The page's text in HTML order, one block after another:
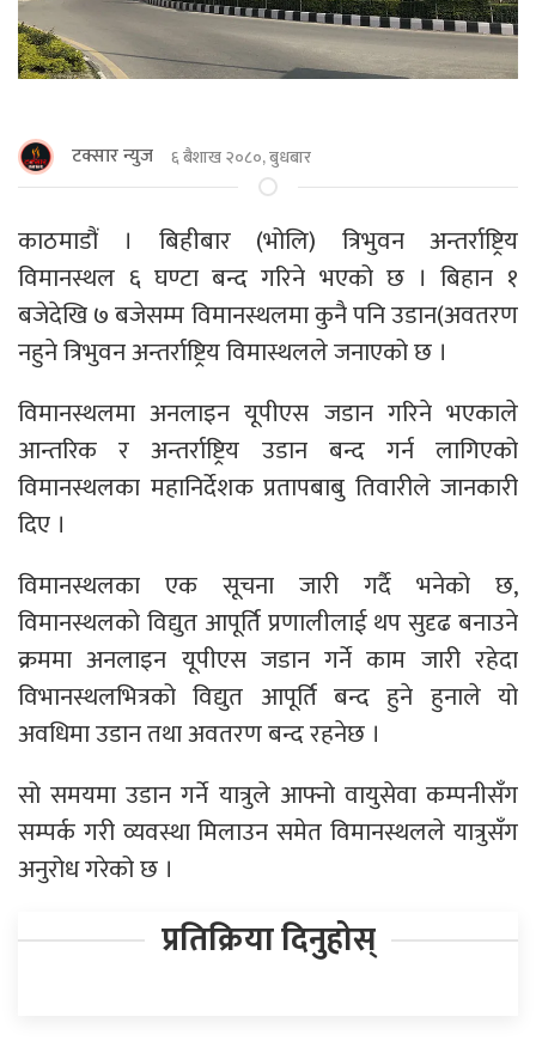
टक्सार न्युज ६ बैशाख २०८०, बुधबार
काठमाडौं । बिहीबार (भोलि) त्रिभुवन अन्तर्राष्ट्रिय
विमानस्थल ६ घण्टा बन्द गरिने भएको छ । बिहान १
बजेदेखि ७ बजेसम्म विमानस्थलमा कुनै पनि उडान(अवतरण
नहुने त्रिभुवन अन्तर्राष्ट्रिय विमास्थलले जनाएको छ ।
विमानस्थलमा अनलाइन यूपीएस जडान गरिने भएकाले
आन्तरिक र अन्तर्राष्ट्रिय उडान बन्द गर्न लागिएको
विमानस्थलका महानिर्देशक प्रतापबाबु तिवारीले जानकारी
दिए ।
विमानस्थलका एक सूचना जारी गर्दै भनेको छ,
विमानस्थलको विद्युत आपूर्ति प्रणालीलाई थप सुदृढ बनाउने
क्रममा अनलाइन यूपीएस जडान गर्ने काम जारी रहेदा
विभानस्थलभित्रको विद्युत आपूर्ति बन्द हुने हुनाले यो
अवधिमा उडान तथा अवतरण बन्द रहनेछ ।
सो समयमा उडान गर्ने यात्रुले आफ्नो वायुसेवा कम्पनीसँग
सम्पर्क गरी व्यवस्था मिलाउन समेत विमानस्थलले यात्रुसँग
अनुरोध गरेको छ ।
प्रतिक्रिया दिनुहोस्